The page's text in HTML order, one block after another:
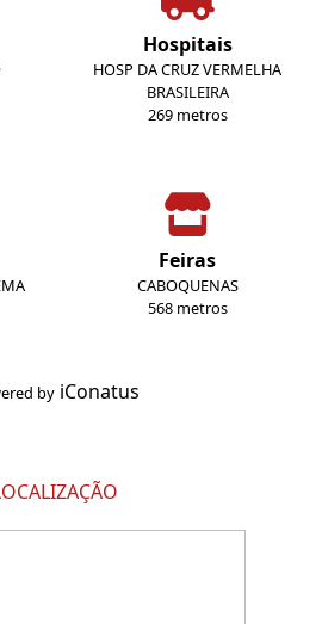
Hospitais
HOSP DA CRUZ VERMELHA
BRASILEIRA
269 metros
Feiras
CABOQUENAS
568 metros
by iConatus